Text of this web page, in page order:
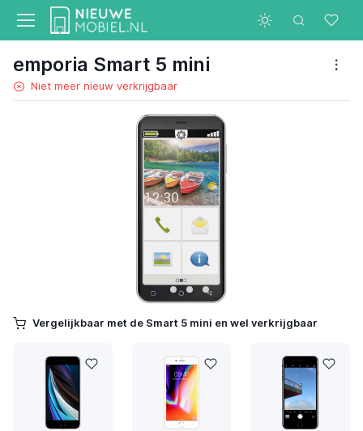
emporia Smart 5 mini
Niet meer nieuw verkrijgbaar
Vergelijkbaar met de Smart 5 mini en wel verkrijgbaar